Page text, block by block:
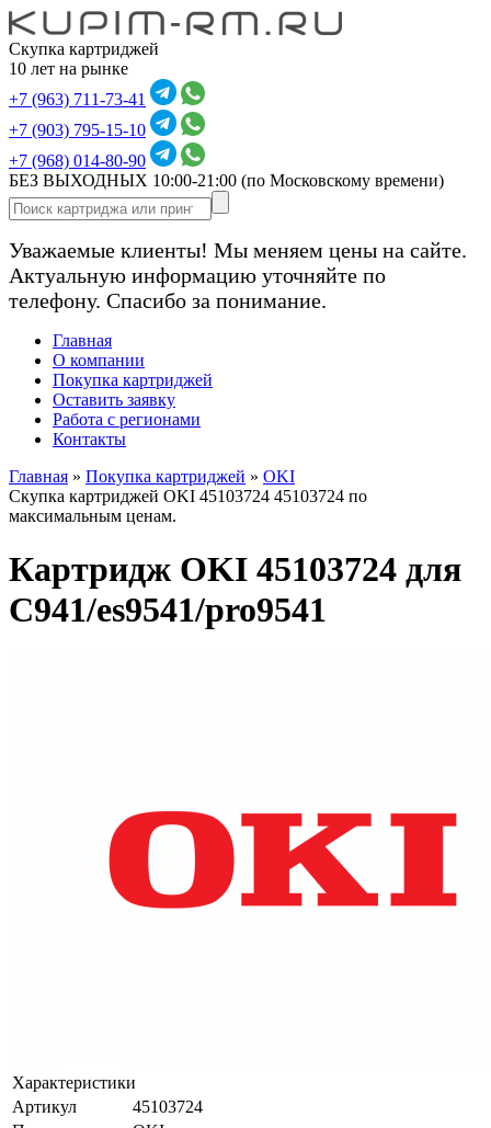
Скупка картриджей
10 лет на рынке
+7 (963) 711-73-41
+7 (903) 795-15-10
+7 (968) 014-80-90
БЕЗ ВЫХОДНЫХ 10:00-21:00 (по Московскому времени)
Уважаемые клиенты! Мы меняем цены на сайте.
Актуальную информацию уточняйте по
телефону. Спасибо за понимание.
Главная
О компании
Покупка картриджей
Оставить заявку
Работа с регионами
Контакты
Главная » Покупка картриджей » OKI
Скупка картриджей OKI 45103724 45103724 по
максимальным ценам.
Картридж OKI 45103724 для
C941/es9541/pro9541
Характеристики
Артикул
45103724